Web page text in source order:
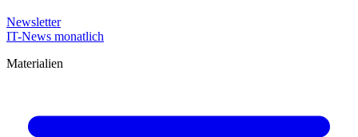
Newsletter
IT-News monatlich
Materialien